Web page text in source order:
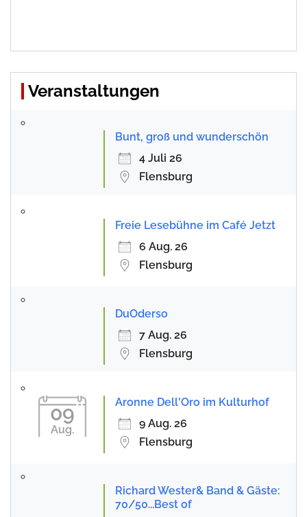
Veranstaltungen
Bunt, groß und wunderschön
4 Juli 26
Flensburg
Freie Lesebühne im Café Jetzt
6 Aug. 26
Flensburg
DuOderso
7 Aug. 26
Flensburg
09
Aug.
Aronne Dell'Oro im Kulturhof
9 Aug. 26
Flensburg
Richard Wester& Band & Gäste:
70/50...Best of